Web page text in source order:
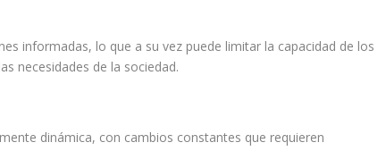
informadas, lo que a su vez puede limitar la capacidad de los
necesidades de la sociedad.
dinámica, con cambios constantes que requieren